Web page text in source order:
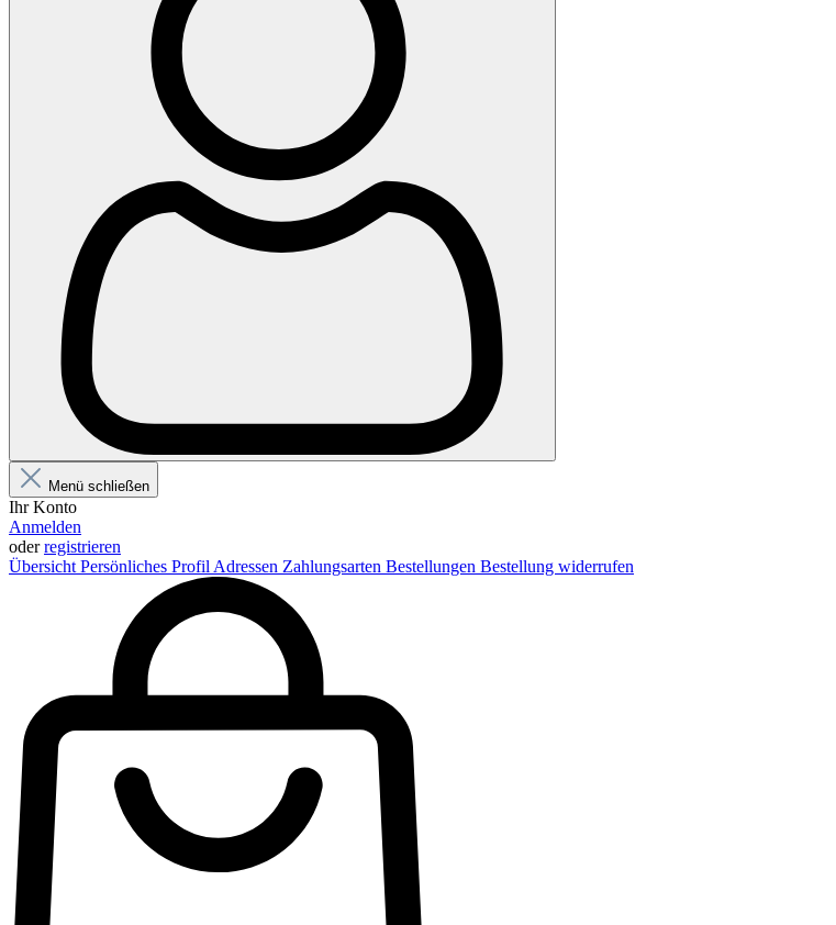
Menü schließen
Ihr Konto
Anmelden
oderregistrieren
Übersicht Persönliches Profil Adressen Zahlungsarten Bestellungen Bestellung widerrufen